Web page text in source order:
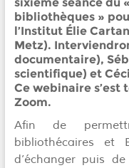
bibliothèques »
l’Institut Élie
Metz).
documentaire),
scientifique) et
Ce webinaire s’est
Zoom.
Afin de
bibliothécaires et
d’échanger puis